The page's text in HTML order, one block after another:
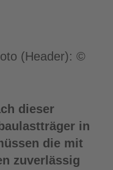
(Header): ©
dieser
in
die mit
zuverlässig